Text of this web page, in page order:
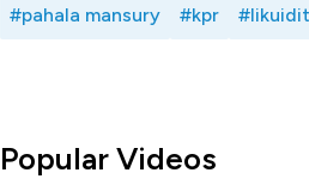
#pahala mansury #kpr
Popular Videos